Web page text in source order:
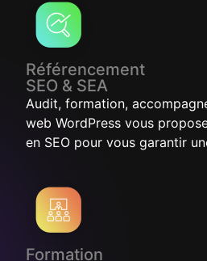
Référencement
SEO & SEA
Audit, formation,
web WordPress vous
en SEO pour vous garantir
Formation